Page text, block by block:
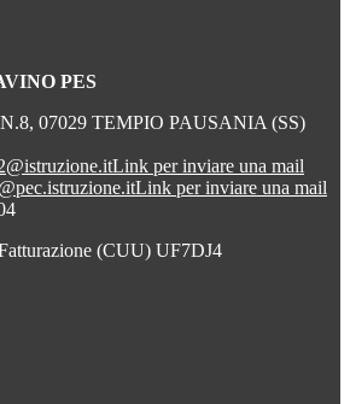
PES
07029 TEMPIO PAUSANIA (SS)
Link per inviare una mail
Link per inviare una mail
(CUU) UF7DJ4